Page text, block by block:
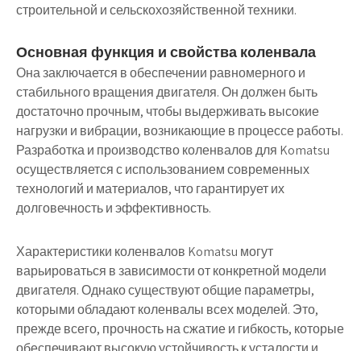
строительной и сельскохозяйственной техники.
Основная функция и свойства коленвала
Она заключается в обеспечении равномерного и
стабильного вращения двигателя. Он должен быть
достаточно прочным, чтобы выдерживать высокие
нагрузки и вибрации, возникающие в процессе работы.
Разработка и производство коленвалов для Komatsu
осуществляется с использованием современных
технологий и материалов, что гарантирует их
долговечность и эффективность.
Характеристики коленвалов Komatsu могут
варьироваться в зависимости от конкретной модели
двигателя. Однако существуют общие параметры,
которыми обладают коленвалы всех моделей. Это,
прежде всего, прочность на сжатие и гибкость, которые